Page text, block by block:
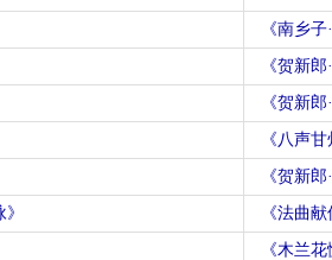
《南乡
《贺新
《贺新
《八声
《贺新
《法曲
《木兰